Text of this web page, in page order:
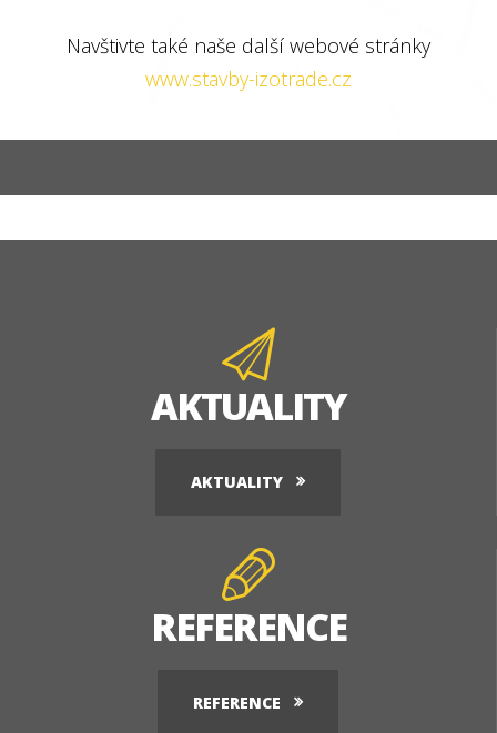
Navštivte také naše další webové stránky
www.stavby-izotrade.cz
AKTUALITY
AKTUALITY
REFERENCE
REFERENCE